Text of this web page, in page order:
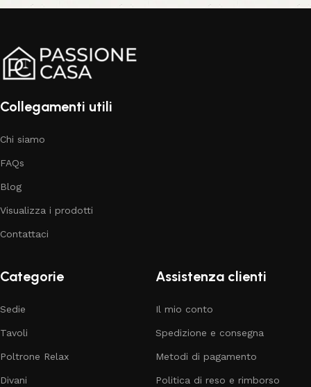
Collegamenti utili
Chi siamo
FAQs
Blog
Visualizza i prodotti
Contattaci
Categorie
Sedie
Tavoli
Poltrone Relax
Divani
Assistenza clienti
Il mio conto
Spedizione e consegna
Metodi di pagamento
Politica di reso e rimborso